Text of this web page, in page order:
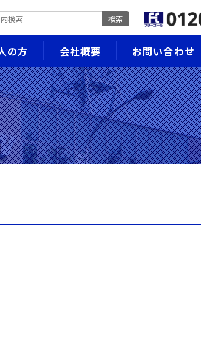
検索
の方 会社概要 お問い合わせ